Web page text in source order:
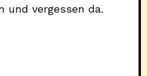
und vergessen da.